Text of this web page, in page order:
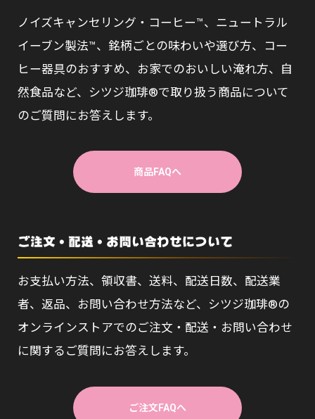
ノイズキャンセリング・コーヒー™、ニュートラル
イーブン製法™、銘柄ごとの味わいや選び方、コー
ヒー器具のおすすめ、お家でのおいしい淹れ方、自
然食品など、シツジ珈琲®で取り扱う商品について
のご質問にお答えします。
商品FAQへ
ご注文・配送・お問い合わせについて
お支払い方法、領収書、送料、配送日数、配送業
者、返品、お問い合わせ方法など、シツジ珈琲®の
オンラインストアでのご注文・配送・お問い合わせ
に関するご質問にお答えします。
ご注文FAQへ